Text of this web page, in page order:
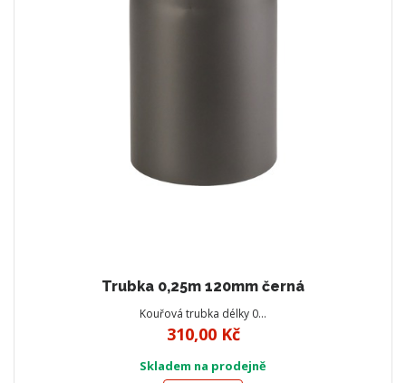
Trubka 0,25m 120mm černá
Kouřová trubka délky 0…
310,00 Kč
Skladem na prodejně